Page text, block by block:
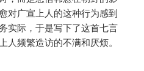
对广宣上人的这种行为感到
实际，于是写下了这首七言
频繁造访的不满和厌烦。